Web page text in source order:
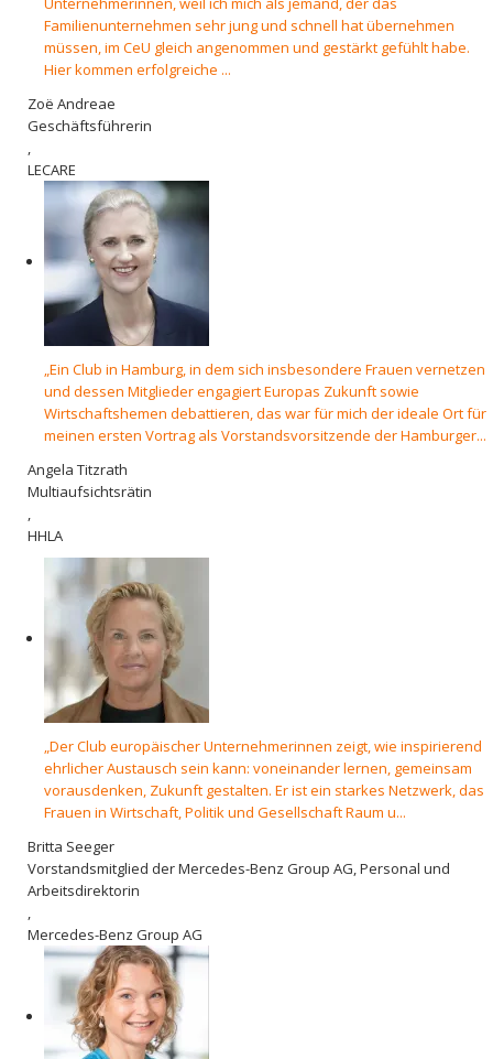
Familienunternehmen sehr jung und schnell hat übernehmen
müssen, im CeU gleich angenommen und gestärkt gefühlt habe.
Hier kommen erfolgreiche ...
Zoë Andreae
Geschäftsführerin
LECARE
„Ein Club in Hamburg, in dem sich insbesondere Frauen vernetzen
und dessen Mitglieder engagiert Europas Zukunft sowie
Wirtschaftshemen debattieren, das war für mich der ideale Ort für
meinen ersten Vortrag als Vorstandsvorsitzende der Hamburger...
Angela Titzrath
Multiaufsichtsrätin
,
HHLA
„Der Club europäischer Unternehmerinnen zeigt, wie inspirierend
ehrlicher Austausch sein kann: voneinander lernen, gemeinsam
vorausdenken, Zukunft gestalten. Er ist ein starkes Netzwerk, das
Frauen in Wirtschaft, Politik und Gesellschaft Raum u...
Britta Seeger
Vorstandsmitglied der Mercedes-Benz Group AG, Personal und
Arbeitsdirektorin
,
Mercedes-Benz Group AG